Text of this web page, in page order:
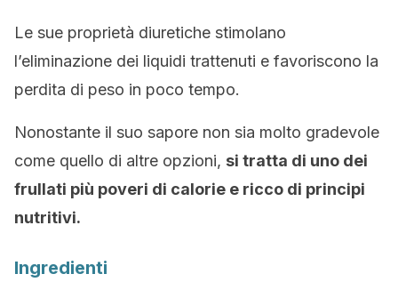
Le sue proprietà diuretiche stimolano
l’eliminazione dei liquidi trattenuti e favoriscono la
perdita di peso in poco tempo.
Nonostante il suo sapore non sia molto gradevole
come quello di altre opzioni, si tratta di uno dei
frullati più poveri di calorie e ricco di principi
nutritivi.
Ingredienti